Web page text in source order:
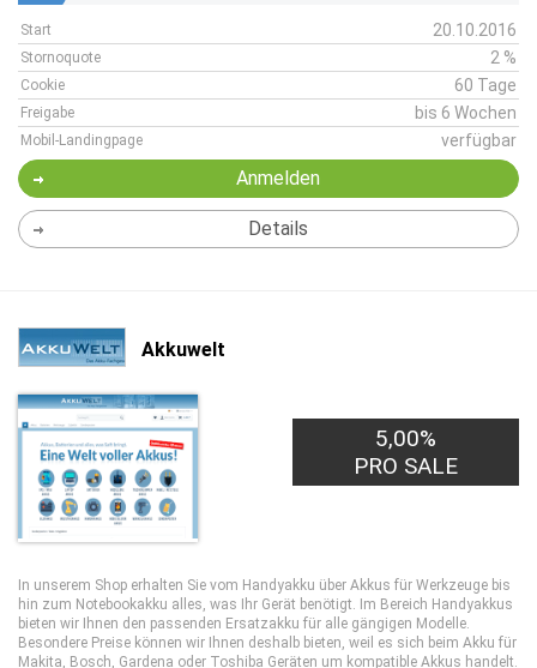
Start 20.10.2016
Stornoquote 2 %
Cookie 60 Tage
Freigabe bis 6 Wochen
Mobil-Landingpage verfügbar
Anmelden
Details
Akkuwelt
5,00%
PRO SALE
In unserem Shop erhalten Sie vom Handyakku über Akkus für Werkzeuge bis
hin zum Notebookakku alles, was Ihr Gerät benötigt. Im Bereich Handyakkus
bieten wir Ihnen den passenden Ersatzakku für alle gängigen Modelle.
Besondere Preise können wir Ihnen deshalb bieten, weil es sich beim Akku für
Makita, Bosch, Gardena oder Toshiba Geräten um kompatible Akkus handelt.